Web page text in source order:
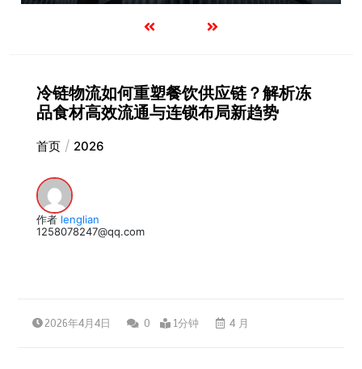
冷链物流如何重塑餐饮供应链？解析冻
品食材高效流通与连锁布局新趋势
首页 2026
作者 lenglian
1258078247@qq.com
2026年4月4日 0 1分钟 4 月